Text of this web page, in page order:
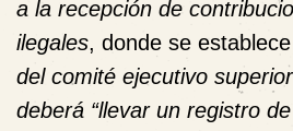
a la recepción de
ilegales, donde se
del comité ejecutivo
deberá “llevar un registro